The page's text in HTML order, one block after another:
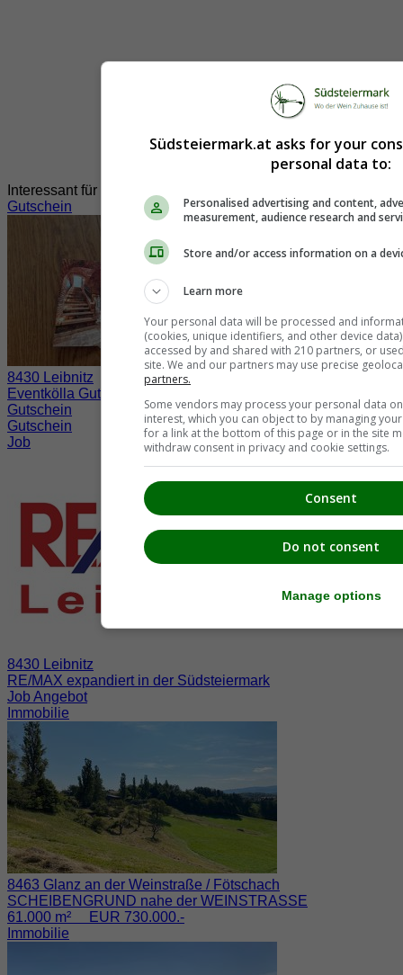
Interessant für Sie?
Gutschein
8430 Leibnitz
Eventkölla Gutscheine
Gutschein
Gutschein
Job
8430 Leibnitz
RE/MAX expandiert in der Südsteiermark
Job Angebot
Immobilie
8463 Glanz an der Weinstraße / Fötschach
SCHEIBENGRUND nahe der WEINSTRASSE
61.000 m² EUR 730.000.-
Immobilie
Südsteiermark.at asks for your
personal data to:
Personalised advertising and content,
measurement, audience research and
Store and/or access information on a
Learn more
Your personal data will be processed and
(cookies, unique identifiers, and other device
accessed by and shared with 210 partners, or
site. We and our partners may use precise
partners.
Some vendors may process your personal data
interest, which you can object to by managing
for a link at the bottom of this page or in the site
withdraw consent in privacy and cookie settings.
Consent
Do not consent
Manage options